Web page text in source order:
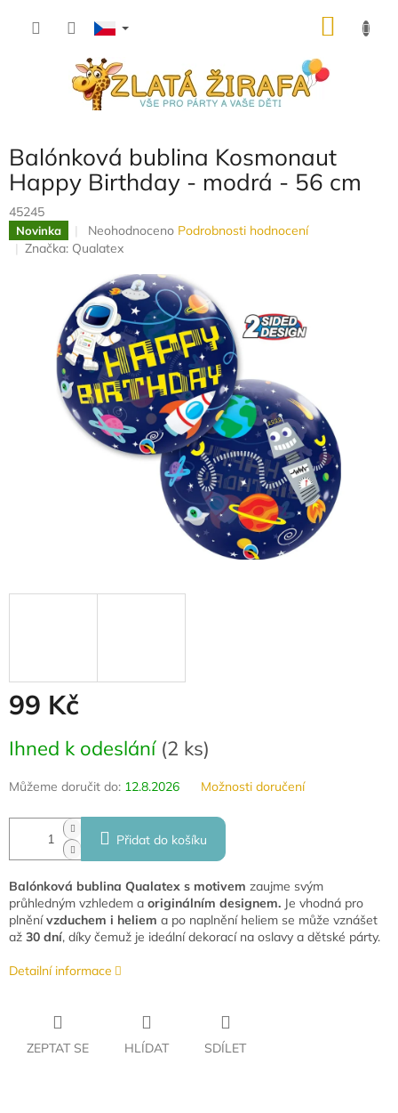
Balónková bublina Kosmonaut
Happy Birthday - modrá - 56 cm
45245
Novinka
Průměrné
hodnocení
0,0
z
5
hvězdiček.
Neohodnoceno Podrobnosti hodnocení
Značka: Qualatex
99 Kč
cena:
Ihned k odeslání (2 ks)
Můžeme doručit do: 12.8.2026 Možnosti doručení
Přidat do košíku
Balónková bublina Qualatex s motivem zaujme svým
průhledným vzhledem a originálním designem. Je vhodná pro
plněnívzduchem i heliem a po naplnění heliem se může vznášet
až 30 dní, díky čemuž je ideální dekorací na oslavy a dětské párty.
Detailní informace
ZEPTAT SE HLÍDAT SDÍLET